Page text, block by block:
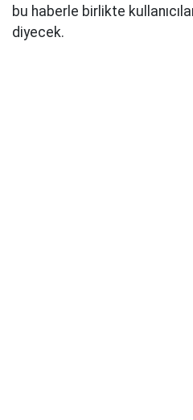
bu haberle birlikte
diyecek.